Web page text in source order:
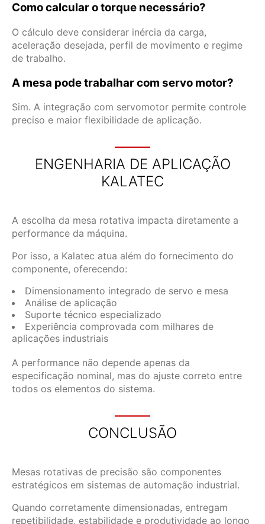
Como calcular o torque necessário?
O cálculo deve considerar inércia da carga,
aceleração desejada, perfil de movimento e regime
de trabalho.
A mesa pode trabalhar com servo motor?
Sim. A integração com servomotor permite controle
preciso e maior flexibilidade de aplicação.
ENGENHARIA DE APLICAÇÃO
KALATEC
A escolha da mesa rotativa impacta diretamente a
performance da máquina.
Por isso, a Kalatec atua além do fornecimento do
componente, oferecendo:
Dimensionamento integrado de servo e mesa
Análise de aplicação
Suporte técnico especializado
Experiência comprovada com milhares de
aplicações industriais
A performance não depende apenas da
especificação nominal, mas do ajuste correto entre
todos os elementos do sistema.
CONCLUSÃO
Mesas rotativas de precisão são componentes
estratégicos em sistemas de automação industrial.
Quando corretamente dimensionadas, entregam
repetibilidade, estabilidade e produtividade ao longo